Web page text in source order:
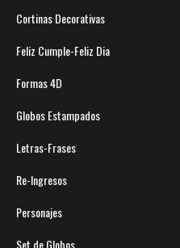
Cortinas Decorativas
Feliz Cumple-Feliz Dia
Formas 4D
Globos Estampados
Letras-Frases
Re-Ingresos
Personajes
Set de Globos